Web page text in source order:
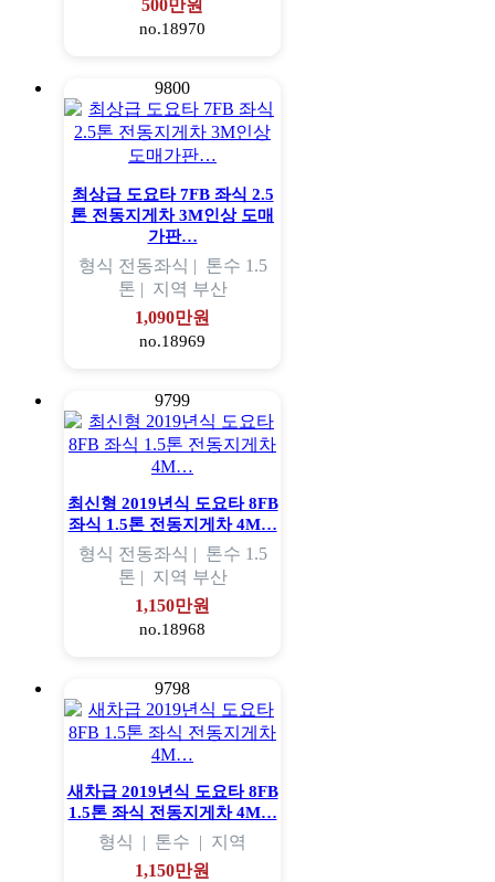
500만원
no.18970
9800
최상급 도요타 7FB 좌식 2.5
톤 전동지게차 3M인상 도매
가판…
형식 전동좌식 | 톤수 1.5
톤 | 지역 부산
1,090만원
no.18969
9799
최신형 2019년식 도요타 8FB
좌식 1.5톤 전동지게차 4M…
형식 전동좌식 | 톤수 1.5
톤 | 지역 부산
1,150만원
no.18968
9798
새차급 2019년식 도요타 8FB
1.5톤 좌식 전동지게차 4M…
형식 | 톤수 | 지역
1,150만원